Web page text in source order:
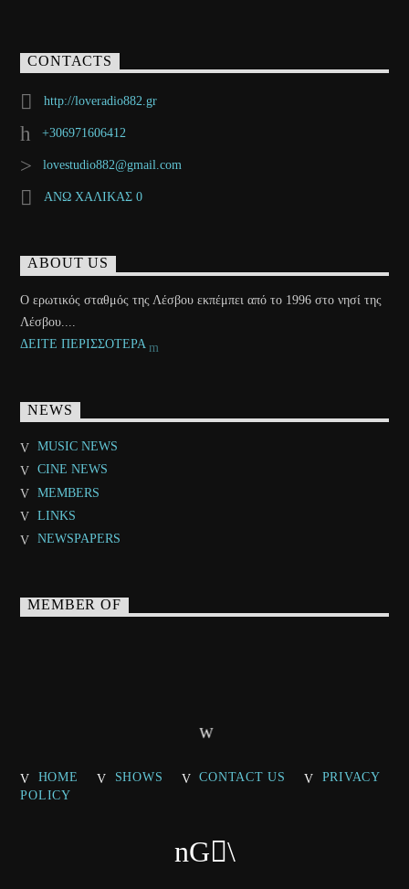
CONTACTS
http://loveradio882.gr
+306971606412
lovestudio882@gmail.com
ΑΝΩ ΧΑΛΙΚΑΣ 0
ABOUT US
Ο ερωτικός σταθμός της Λέσβου εκπέμπει από το 1996 στο νησί της
Λέσβου....
ΔΕΙΤΕ ΠΕΡΙΣΣΟΤΕΡΑ
NEWS
MUSIC NEWS
CINE NEWS
MEMBERS
LINKS
NEWSPAPERS
MEMBER OF
HOME SHOWS CONTACT US
PRIVACY
POLICY